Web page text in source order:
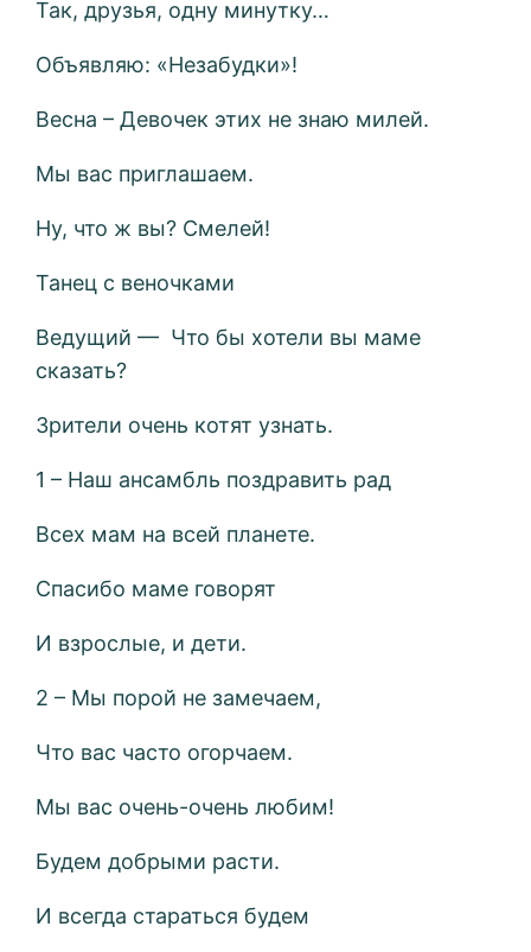
Так, друзья, одну минутку…
Объявляю: «Незабудки»!
Весна – Девочек этих не знаю милей.
Мы вас приглашаем.
Ну, что ж вы? Смелей!
Танец с веночками
Ведущий — Что бы хотели вы маме
сказать?
Зрители очень котят узнать.
1 – Наш ансамбль поздравить рад
Всех мам на всей планете.
Спасибо маме говорят
И взрослые, и дети.
2 – Мы порой не замечаем,
Что вас часто огорчаем.
Мы вас очень-очень любим!
Будем добрыми расти.
И всегда стараться будем